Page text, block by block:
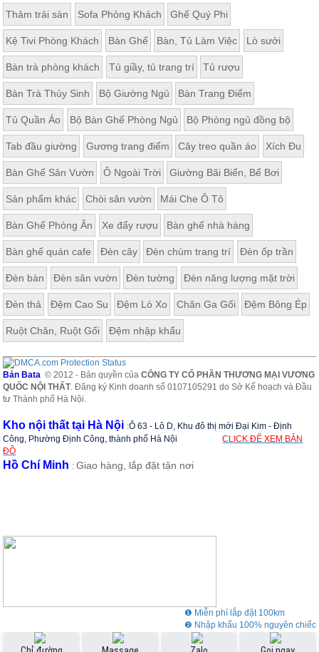
Thảm trải sàn Sofa Phòng Khách Ghế Quý Phi
Kệ Tivi Phòng Khách Bàn Ghế Bàn, Tủ Làm Việc Lò sưởi
Bàn trà phòng khách Tủ giầy, tủ trang trí Tủ rượu
Bàn Trà Thủy Sinh Bộ Giường Ngủ Bàn Trang Điểm
Tủ Quần Áo Bộ Bàn Ghế Phòng Ngủ Bộ Phòng ngủ đồng bộ
Tab đầu giường Gương trang điểm Cây treo quần áo Xích Đu
Bàn Ghế Sân Vườn Ô Ngoài Trời Giường Bãi Biển, Bể Bơi
Sản phẩm khác Chòi sân vườn Mái Che Ô Tô
Bàn Ghế Phòng Ăn Xe đẩy rượu Bàn ghế nhà hàng
Bàn ghế quán cafe Đèn cây Đèn chùm trang trí Đèn ốp trần
Đèn bàn Đèn sân vườn Đèn tường Đèn năng lượng mặt trời
Đèn thả Đệm Cao Su Đệm Lò Xo Chăn Ga Gối Đệm Bông Ép
Ruột Chăn, Ruột Gối Đệm nhập khẩu
Bản Bata © 2012 - Bản quyền củaCÔNG TY CỔ PHẦN THƯƠNG MẠI VƯƠNG
QUỐC NỘI THẤT. Đăng ký Kinh doanh số 0107105291 do Sở Kế hoạch và Đầu
tư Thành phố Hà Nội.
Kho nội thất tại Hà Nội :Ô 63 - Lô D, Khu đô thị mới Đại Kim - Định
Công, Phường Định Công, thành phố Hà Nội
CLICK ĐỂ XEM BẢN
ĐỒ
Hồ Chí Minh :Giao hàng, lắp đặt tận nơi
❶ Miễn phí lắp đặt 100km
❷ Nhập khẩu 100% nguyên chiếc
❸ Showroom rộng 3000m2